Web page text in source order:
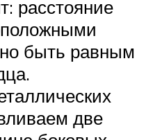
расстояние
быть равным
две